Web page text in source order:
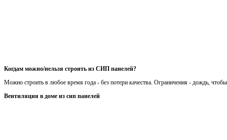
Когдам можно/нельзя строить из СИП панелей?
Можно строить в любое время года - без потери качества. Ограничения - дождь,
Вентиляция в доме из сип панелей